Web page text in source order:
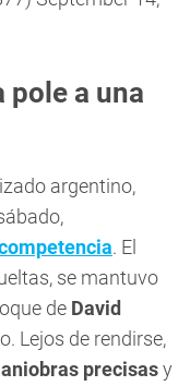
pole a una
argentino,
. El
se mantuvo
de David
Lejos de rendirse,
precisasy